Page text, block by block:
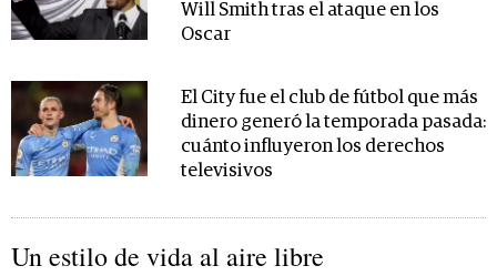
Will Smith tras el ataque en los
Oscar
El City fue el club de fútbol que más
dinero generó la temporada pasada:
cuánto influyeron los derechos
televisivos
Un estilo de vida al aire libre